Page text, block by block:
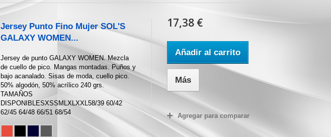
Jersey Punto Fino Mujer SOL'S
GALAXY WOMEN...
Jersey de punto GALAXY WOMEN. Mezcla
de cuello de pico. Mangas montadas. Puños y
bajo acanalado. Sisas de moda, cuello pico.
50% algodón, 50% acrílico 240 grs.
TAMAÑOS
DISPONIBLESXSSMLXLXXL58/39 60/42
62/45 64/48 66/51 68/54
17,38 €
Añadir al carrito
Más
Agregar para comparar